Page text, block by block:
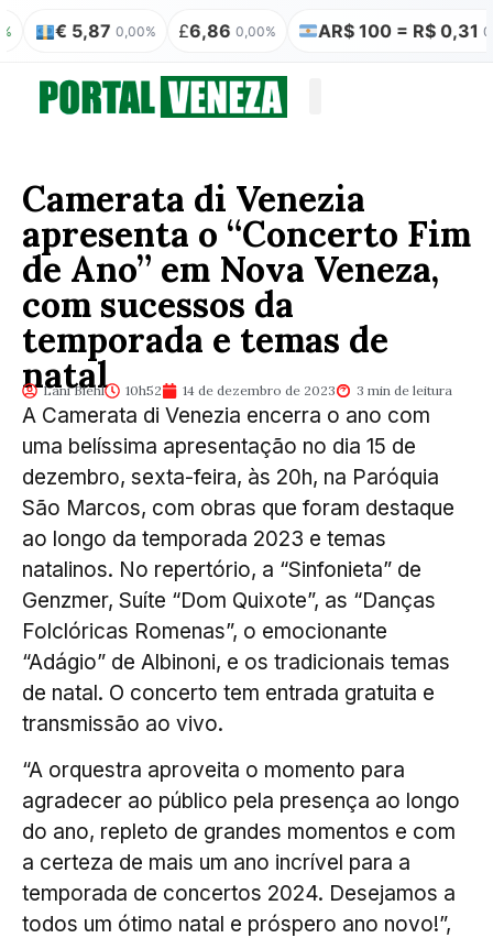
5,87 0,00% £6,86 0,00% AR$ 100 = R$ 0,31 0,00% ₿
Camerata di Venezia
apresenta o “Concerto Fim
de Ano” em Nova Veneza,
com sucessos da
temporada e temas de
natal
Lani Biehl 10h52 14 de dezembro de 2023 3 min de leitura
A Camerata di Venezia encerra o ano com
uma belíssima apresentação no dia 15 de
dezembro, sexta-feira, às 20h, na Paróquia
São Marcos, com obras que foram destaque
ao longo da temporada 2023 e temas
natalinos. No repertório, a “Sinfonieta” de
Genzmer, Suíte “Dom Quixote”, as “Danças
Folclóricas Romenas”, o emocionante
“Adágio” de Albinoni, e os tradicionais temas
de natal. O concerto tem entrada gratuita e
transmissão ao vivo.
“A orquestra aproveita o momento para
agradecer ao público pela presença ao longo
do ano, repleto de grandes momentos e com
a certeza de mais um ano incrível para a
temporada de concertos 2024. Desejamos a
todos um ótimo natal e próspero ano novo!”,